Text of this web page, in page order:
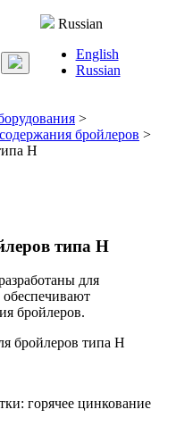
Russian
English
Russian
>
бройлеров >
H
типа H
для
обеспечивают
бройлеров.
бройлеров типа H
горячее цинкование